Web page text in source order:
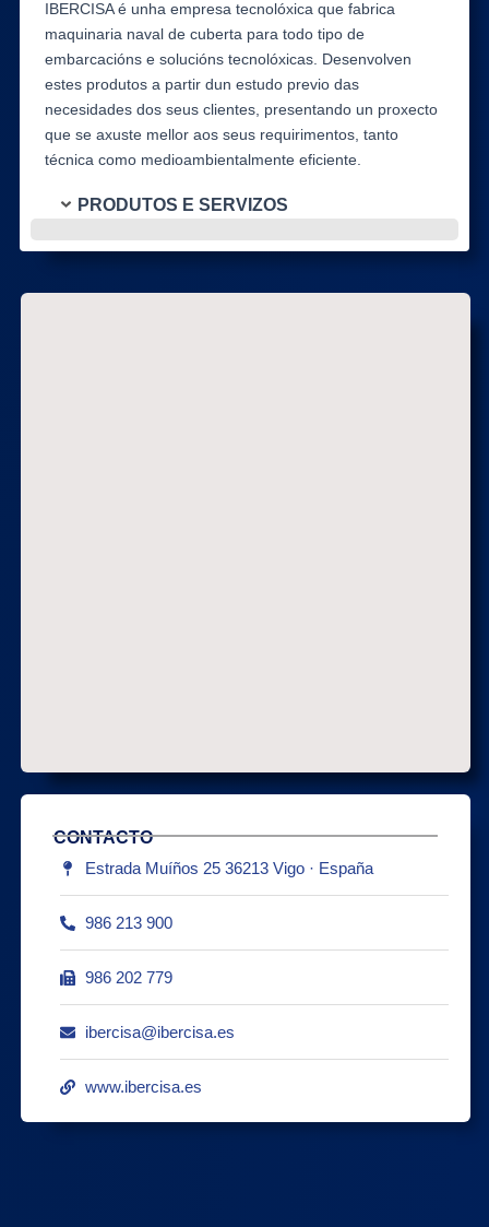
IBERCISA é unha empresa tecnolóxica que fabrica
maquinaria naval de cuberta para todo tipo de
embarcacións e solucións tecnolóxicas. Desenvolven
estes produtos a partir dun estudo previo das
necesidades dos seus clientes, presentando un proxecto
que se axuste mellor aos seus requirimentos, tanto
técnica como medioambientalmente eficiente.
PRODUTOS E SERVIZOS
CONTACTO
Estrada Muíños 25 36213 Vigo · España
986 213 900
986 202 779
ibercisa@ibercisa.es
www.ibercisa.es